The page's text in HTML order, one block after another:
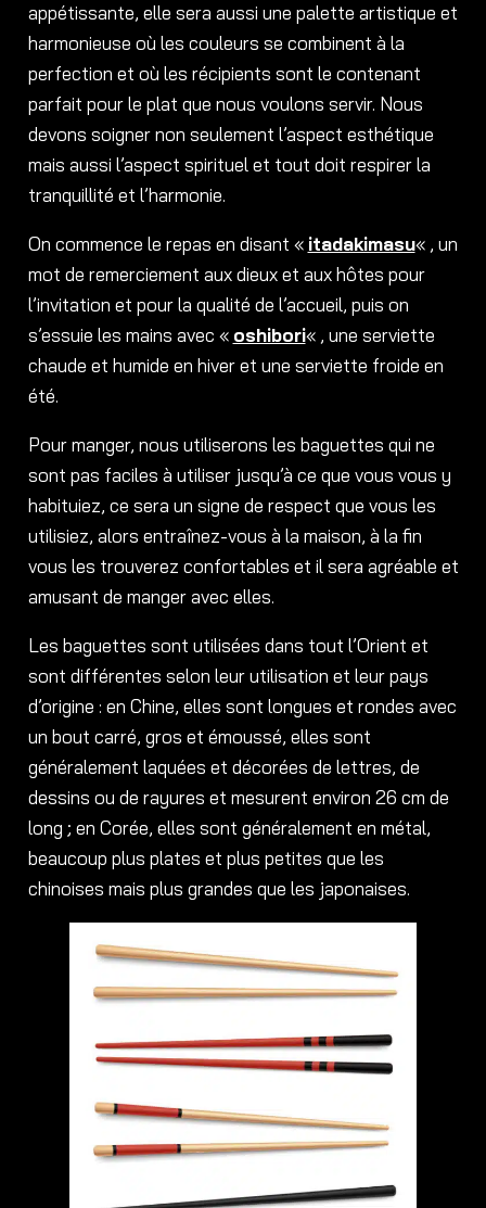
appétissante, elle sera aussi une palette artistique et
harmonieuse où les couleurs se combinent à la
perfection et où les récipients sont le contenant
parfait pour le plat que nous voulons servir. Nous
devons soigner non seulement l’aspect esthétique
mais aussi l’aspect spirituel et tout doit respirer la
tranquillité et l’harmonie.
On commence le repas en disant « itadakimasu« , un
mot de remerciement aux dieux et aux hôtes pour
l’invitation et pour la qualité de l’accueil, puis on
s’essuie les mains avec « oshibori« , une serviette
chaude et humide en hiver et une serviette froide en
été.
Pour manger, nous utiliserons les baguettes qui ne
sont pas faciles à utiliser jusqu’à ce que vous vous y
habituiez, ce sera un signe de respect que vous les
utilisiez, alors entraînez-vous à la maison, à la fin
vous les trouverez confortables et il sera agréable et
amusant de manger avec elles.
Les baguettes sont utilisées dans tout l’Orient et
sont différentes selon leur utilisation et leur pays
d’origine : en Chine, elles sont longues et rondes avec
un bout carré, gros et émoussé, elles sont
généralement laquées et décorées de lettres, de
dessins ou de rayures et mesurent environ 26 cm de
long ; en Corée, elles sont généralement en métal,
beaucoup plus plates et plus petites que les
chinoises mais plus grandes que les japonaises.